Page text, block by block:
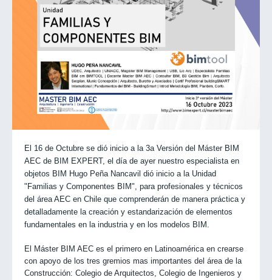
El 16 de Octubre se dió inicio a la 3a Versión del Máster BIM
AEC de BIM EXPERT, el día de ayer nuestro especialista en
objetos BIM Hugo Peña Nancavil dió inicio a la Unidad
"Familias y Componentes BIM", para profesionales y técnicos
del área AEC en Chile que comprenderán de manera práctica y
detalladamente la creación y estandarización de elementos
fundamentales en la industria y en los modelos BIM.
El Máster BIM AEC es el primero en Latinoamérica en crearse
con apoyo de los tres gremios mas importantes del área de la
Construcción: Colegio de Arquitectos, Colegio de Ingenieros y